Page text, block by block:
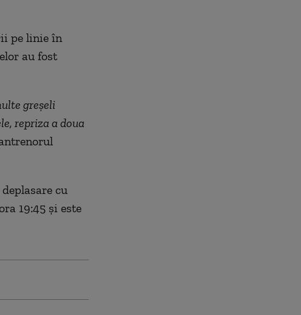
pe linie în
au fost
greşeli
repriza a doua
cu
19:45 şi este